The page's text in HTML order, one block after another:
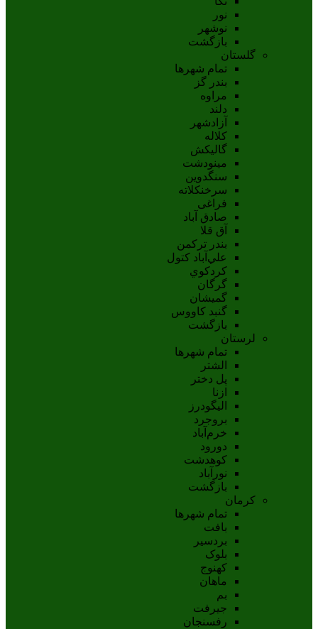
نور
نوشهر
بازگشت
گلستان
تمام شهر‌ها
بندر گز
مراوه
دلند
آزادشهر
کلاله
گالیکش
مینودشت
سنگدوین
سرخنکلاته
فراغی
صادق آباد
آق قلا
بندر ترکمن
علي‌آباد کتول
کردکوي
گرگان
گميشان
گنبد کاووس
بازگشت
لرستان
تمام شهر‌ها
الشتر
پل دختر
ازنا
اليگودرز
بروجرد
خرم‌آباد
دورود
کوهدشت
نورآباد
بازگشت
کرمان
تمام شهر‌ها
بافت
بردسیر
بلوک
کهنوج
ماهان
بم
جيرفت
رفسنجان